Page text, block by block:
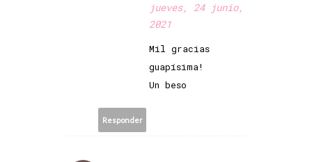
jueves, 24 junio,
2021
Mil gracias
guapísima!
Un beso
Responder